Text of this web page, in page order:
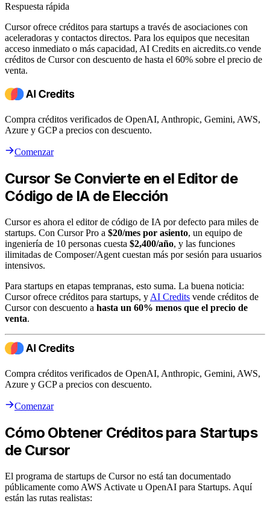
Respuesta rápida
Cursor ofrece créditos para startups a través de asociaciones con
aceleradoras y contactos directos. Para los equipos que necesitan
acceso inmediato o más capacidad, AI Credits en aicredits.co vende
créditos de Cursor con descuento de hasta el 60% sobre el precio de
venta.
Compra créditos verificados de OpenAI, Anthropic, Gemini, AWS,
Azure y GCP a precios con descuento.
Comenzar
Cursor Se Convierte en el Editor de
Código de IA de Elección
Cursor es ahora el editor de código de IA por defecto para miles de
startups. Con Cursor Pro a $20/mes por asiento, un equipo de
ingeniería de 10 personas cuesta $2,400/año, y las funciones
ilimitadas de Composer/Agent cuestan más por sesión para usuarios
intensivos.
Para startups en etapas tempranas, esto suma. La buena noticia:
Cursor ofrece créditos para startups, y AI Credits vende créditos de
Cursor con descuento a hasta un 60% menos que el precio de
venta.
Compra créditos verificados de OpenAI, Anthropic, Gemini, AWS,
Azure y GCP a precios con descuento.
Comenzar
Cómo Obtener Créditos para Startups
de Cursor
El programa de startups de Cursor no está tan documentado
públicamente como AWS Activate u OpenAI para Startups. Aquí
están las rutas realistas: